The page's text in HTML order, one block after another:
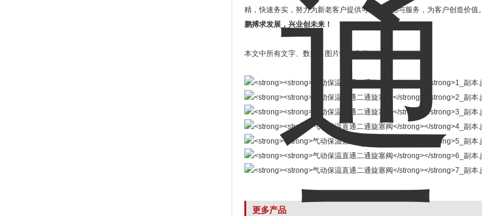
精，快速务实，努力为新老客户提供可靠的产品与服务，为客户创造价值。
鹏搏求发展，兴业创未来！
本文中所有文字、数据、图片仅供参考。
更多产品